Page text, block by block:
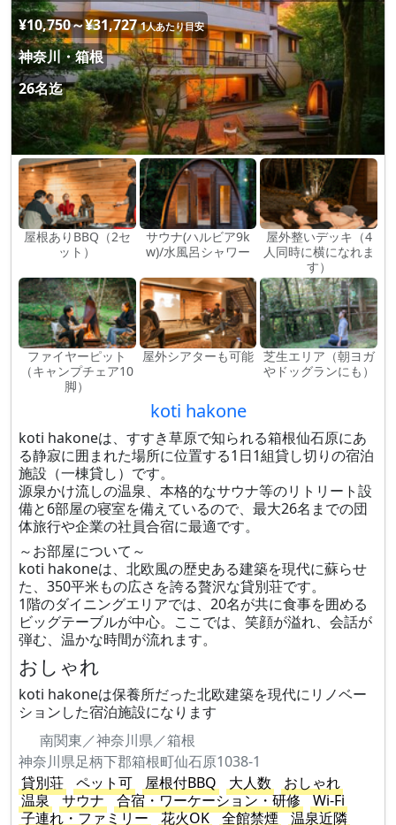
¥10,750～¥31,727 1人あたり目安
神奈川・箱根
26名迄
屋根ありBBQ（2セ
ット）
サウナ(ハルビア9k
w)/水風呂シャワー
屋外整いデッキ（4
人同時に横になれま
す）
ファイヤーピット
（キャンプチェア10
脚）
屋外シアターも可能 芝生エリア（朝ヨガ
やドッグランにも）
koti hakone
koti hakoneは、すすき草原で知られる箱根仙石原にあ
る静寂に囲まれた場所に位置する1日1組貸し切りの宿泊
施設（一棟貸し）です。
源泉かけ流しの温泉、本格的なサウナ等のリトリート設
備と6部屋の寝室を備えているので、最大26名までの団
体旅行や企業の社員合宿に最適です。
～お部屋について～
koti hakoneは、北欧風の歴史ある建築を現代に蘇らせ
た、350平米もの広さを誇る贅沢な貸別荘です。
1階のダイニングエリアでは、20名が共に食事を囲める
ビッグテーブルが中心。ここでは、笑顔が溢れ、会話が
弾む、温かな時間が流れます。
おしゃれ
koti hakoneは保養所だった北欧建築を現代にリノベー
ションした宿泊施設になります
南関東／神奈川県／箱根
神奈川県足柄下郡箱根町仙石原1038-1
貸別荘
ペット可 屋根付BBQ 大人数
おしゃれ
温泉
サウナ 合宿・ワーケーション・研修
Wi-Fi
子連れ・ファミリー
花火OK 全館禁煙 温泉近隣